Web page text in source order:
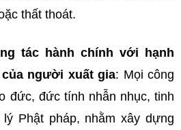
thất thoát.
tác hành chính với hạnh
người xuất gia: Mọi công
đức, đức tính nhẫn nhục, tinh
Phật pháp, nhằm xây dựng